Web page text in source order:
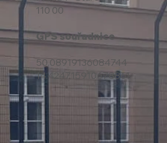
110 00
GPS souřadnice
50.08919136084744
14.424715910678861